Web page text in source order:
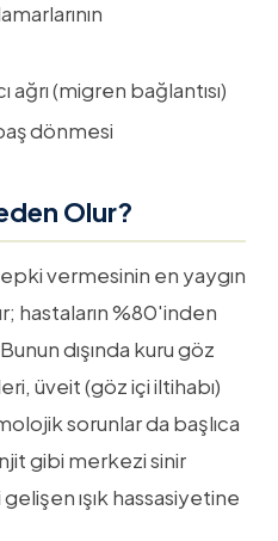
ağrı (migren bağlantısı)
dönmesi
Olur?
tepki vermesinin en yaygın
hastaların %80'inden
dışında kuru göz
üveit (göz içi iltihabı)
sorunlar da başlıca
gibi merkezi sinir
ışık hassasiyetine